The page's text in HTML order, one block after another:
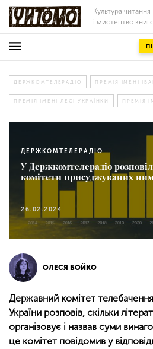
Культура читання
і мистецтво
ДЕРЖКОМТЕЛЕРАДІО ПРЕМІЯ ІМЕНІ
ПРЕМІЯ ІМЕНІ ЛЕСІ УКРАЇНКИ ПРЕМІЯ
ДЕРЖКОМТЕЛЕРАДІО
У Держкомтелерадіо
комітети присуджуваних
26.02.2024
ОЛЕСЯ БОЙКО
Державний комітет
України розповів, скільки
організовує і назвав суми
це комітет повідомив у